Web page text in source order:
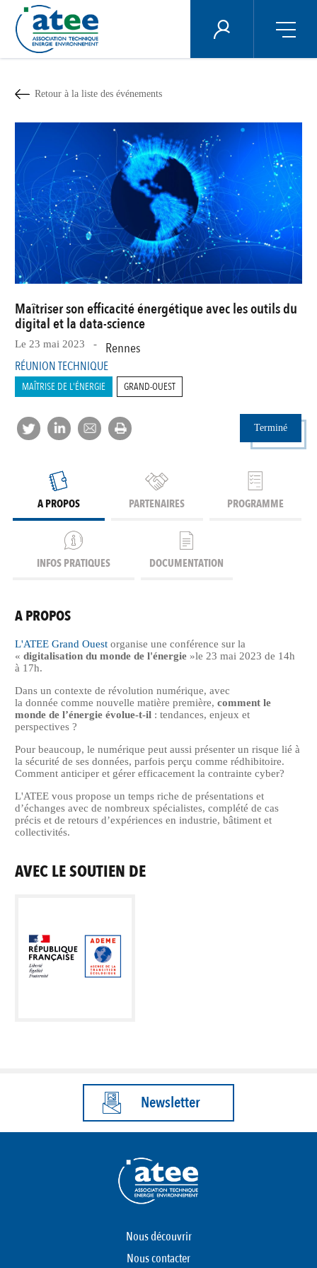
contenu
principal
ÉNERGIE PLUS
Retour à la liste des événements
Maîtriser son efficacité énergétique avec les outils du
digital et la data-science
Le 23 mai 2023 - Rennes
RÉUNION TECHNIQUE
MAÎTRISE DE L'ÉNERGIE GRAND-OUEST
Terminé
A PROPOS PARTENAIRES PROGRAMME
INFOS PRATIQUES DOCUMENTATION
A PROPOS
L'ATEE Grand Ouest organise une conférence sur la
«digitalisation du monde de l'énergie »le 23 mai 2023 de 14h
à 17h.
Dans un contexte de révolution numérique, avec
la donnée comme nouvelle matière première,comment le
monde de l’énergie évolue-t-il : tendances, enjeux et
perspectives ?
Pour beaucoup, le numérique peut aussi présenter un risque lié à
la sécurité de ses données, parfois perçu comme rédhibitoire.
Comment anticiper et gérer efficacement la contrainte cyber?
L'ATEE vous propose un temps riche de présentations et
d’échanges avec de nombreux spécialistes, complété de cas
précis et de retours d’expériences en industrie, bâtiment et
collectivités.
AVEC LE SOUTIEN DE
Newsletter
Nous découvrir
Nous contacter
Panneau de gestion des cookies